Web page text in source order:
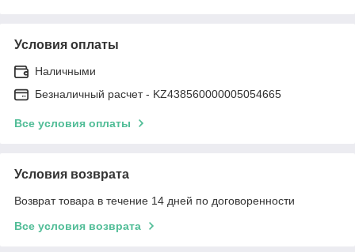
Условия оплаты
Наличными
Безналичный расчет - KZ438560000005054665
Все условия оплаты
Условия возврата
Возврат товара в течение 14 дней по договоренности
Все условия возврата